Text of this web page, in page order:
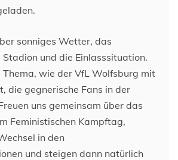
sonniges Wetter, das
und die Einlasssituation.
Thema, wie der VfL Wolfsburg mit
die gegnerische Fans in der
uns gemeinsam über das
Feministischen Kampftag,
in den
und steigen dann natürlich